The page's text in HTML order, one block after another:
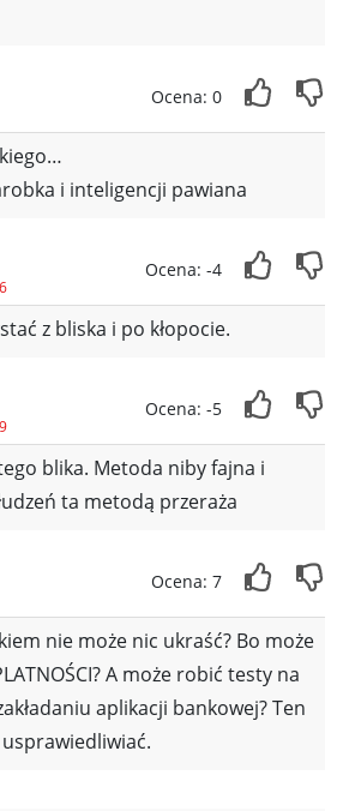
Ocena: 0
i inteligencji pawiana
Ocena: -4
z bliska i po kłopocie.
Ocena: -5
blika. Metoda niby fajna i
ta metodą przeraża
Ocena: 7
nie może nic ukraść? Bo może
A może robić testy na
aplikacji bankowej? Ten